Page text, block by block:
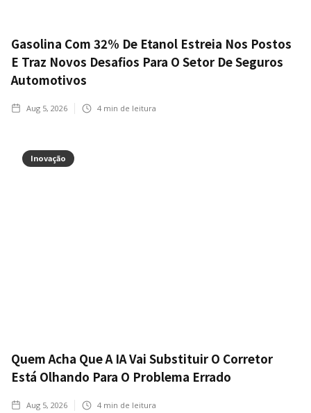
Gasolina Com 32% De Etanol Estreia Nos Postos
E Traz Novos Desafios Para O Setor De Seguros
Automotivos
Aug 5, 2026 4 min de leitura
Inovação
Quem Acha Que A IA Vai Substituir O Corretor
Está Olhando Para O Problema Errado
Aug 5, 2026 4 min de leitura